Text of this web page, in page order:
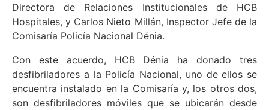
Directora de Relaciones Institucionales de HCB
Hospitales, y Carlos Nieto Millán, Inspector Jefe de la
Comisaría Policía Nacional Dénia.
Con este acuerdo, HCB Dénia ha donado tres
desfibriladores a la Policía Nacional, uno de ellos se
encuentra instalado en la Comisaría y, los otros dos,
son desfibriladores móviles que se ubicarán desde